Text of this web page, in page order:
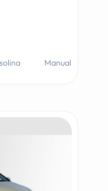
Manual